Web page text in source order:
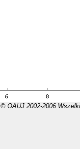
© OAUJ 2002-2006